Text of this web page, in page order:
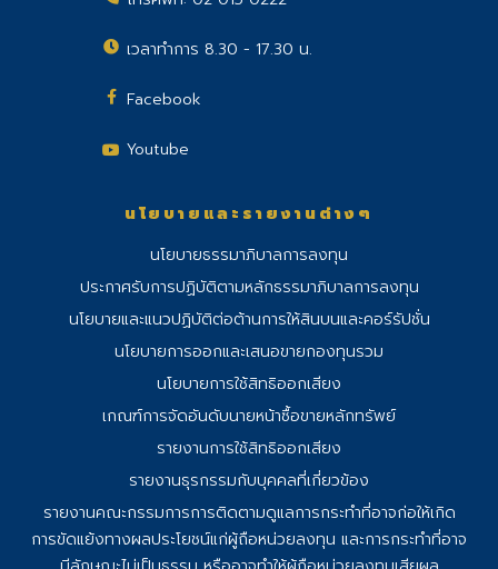
เวลาทำการ 8.30 - 17.30 น.
Facebook
Youtube
นโยบายและรายงานต่างๆ
นโยบายธรรมาภิบาลการลงทุน
ประกาศรับการปฏิบัติตามหลักธรรมาภิบาลการลงทุน
นโยบายและแนวปฏิบัติต่อต้านการให้สินบนและคอร์รัปชั่น
นโยบายการออกและเสนอขายกองทุนรวม
นโยบายการใช้สิทธิออกเสียง
เกณฑ์การจัดอันดับนายหน้าซื้อขายหลักทรัพย์
รายงานการใช้สิทธิออกเสียง
รายงานธุรกรรมกับบุคคลที่เกี่ยวข้อง
รายงานคณะกรรมการการติดตามดูแลการกระทําที่อาจก่อให้เกิด
การขัดแย้งทางผลประโยชน์แก่ผู้ถือหน่วยลงทุน และการกระทําที่อาจ